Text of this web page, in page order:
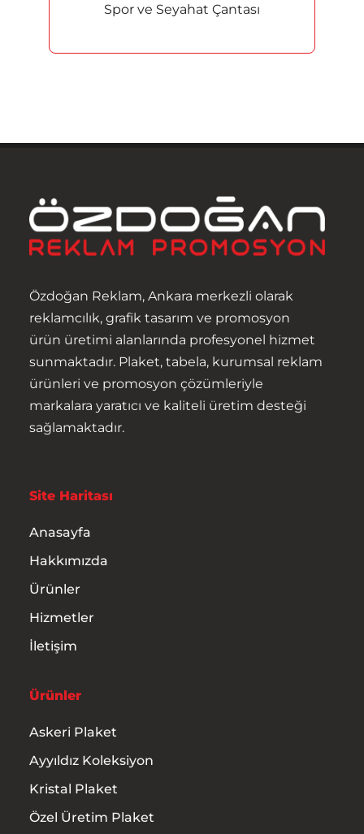
Spor ve Seyahat Çantası
Özdoğan Reklam, Ankara merkezli olarak
reklamcılık, grafik tasarım ve promosyon
ürün üretimi alanlarında profesyonel hizmet
sunmaktadır. Plaket, tabela, kurumsal reklam
ürünleri ve promosyon çözümleriyle
markalara yaratıcı ve kaliteli üretim desteği
sağlamaktadır.
Site Haritası
Anasayfa
Hakkımızda
Ürünler
Hizmetler
İletişim
Ürünler
Askeri Plaket
Ayyıldız Koleksiyon
Kristal Plaket
Özel Üretim Plaket